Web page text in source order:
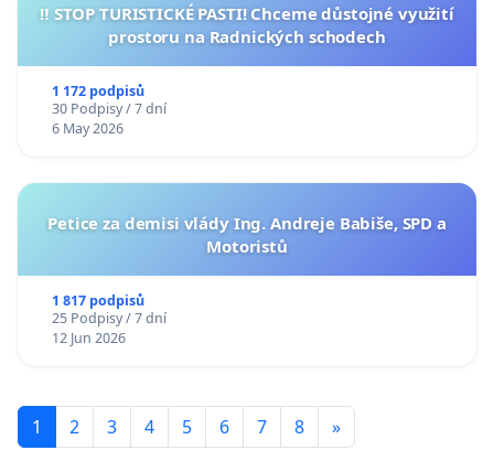
‼️ STOP TURISTICKÉ PASTI! Chceme důstojné využití
prostoru na Radnických schodech
1 172 podpisů
30 Podpisy / 7 dní
6 May 2026
Petice za demisi vlády Ing. Andreje Babiše, SPD a
Motoristů
1 817 podpisů
25 Podpisy / 7 dní
12 Jun 2026
1 2 3 4 5 6 7 8 »